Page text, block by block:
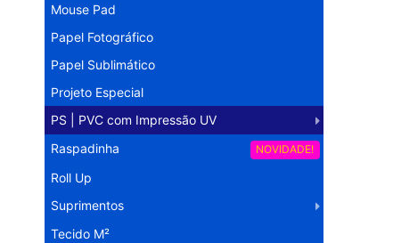
Mouse Pad
Papel Fotográfico
Papel Sublimático
Projeto Especial
PS | PVC com Impressão UV
NOVIDADE!
Raspadinha
Roll Up
Suprimentos
Tecido M²